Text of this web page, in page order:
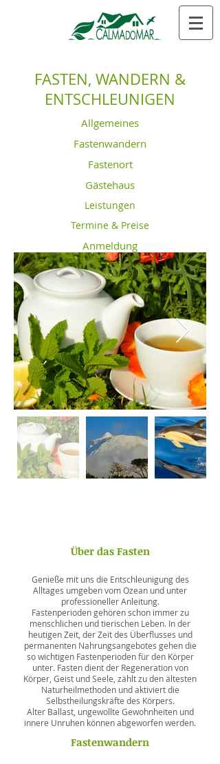
FASTEN, WANDERN &
ENTSCHLEUNIGEN
Allgemeines
Fastenwandern
Fastenort
Gästehaus
Leistungen
Termine & Preise
Anmeldung
Über das Fasten
Genieße mit uns die Entschleunigung des
Alltages umgeben vom Ozean und unter
professioneller Anleitung.
Fastenperioden gehören schon immer zu
menschlichen und tierischen Leben. In der
heutigen Zeit, der Zeit des Überflusses und
permanenten Nahrungsangebotes gehen die
so wichtigen Fastenperioden für den Körper
unter. Fasten dient der Regeneration von
Körper, Geist und Seele, zählt zu den ältesten
Naturheilmethoden und aktiviert die
Selbstheilungskräfte des Körpers.
Alter Ballast, ungewollte Gewohnheiten und
innere Unruhen können abgeworfen werden.
Fastenwandern